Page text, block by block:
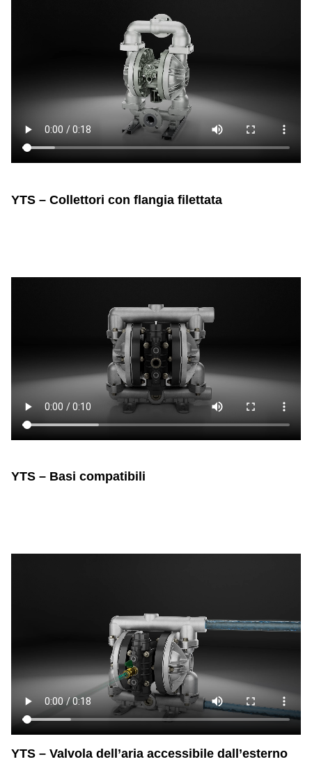
YTS – Collettori con flangia filettata
YTS – Basi compatibili
YTS – Valvola dell’aria accessibile dall’esterno